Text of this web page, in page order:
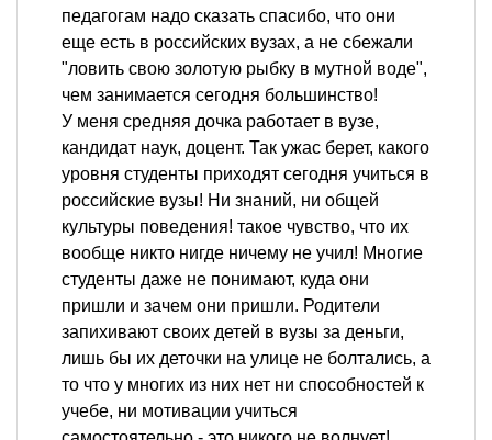
педагогам надо сказать спасибо, что они
еще есть в российских вузах, а не сбежали
"ловить свою золотую рыбку в мутной воде",
чем занимается сегодня большинство!
У меня средняя дочка работает в вузе,
кандидат наук, доцент. Так ужас берет, какого
уровня студенты приходят сегодня учиться в
российские вузы! Ни знаний, ни общей
культуры поведения! такое чувство, что их
вообще никто нигде ничему не учил! Многие
студенты даже не понимают, куда они
пришли и зачем они пришли. Родители
запихивают своих детей в вузы за деньги,
лишь бы их деточки на улице не болтались, а
то что у многих из них нет ни способностей к
учебе, ни мотивации учиться